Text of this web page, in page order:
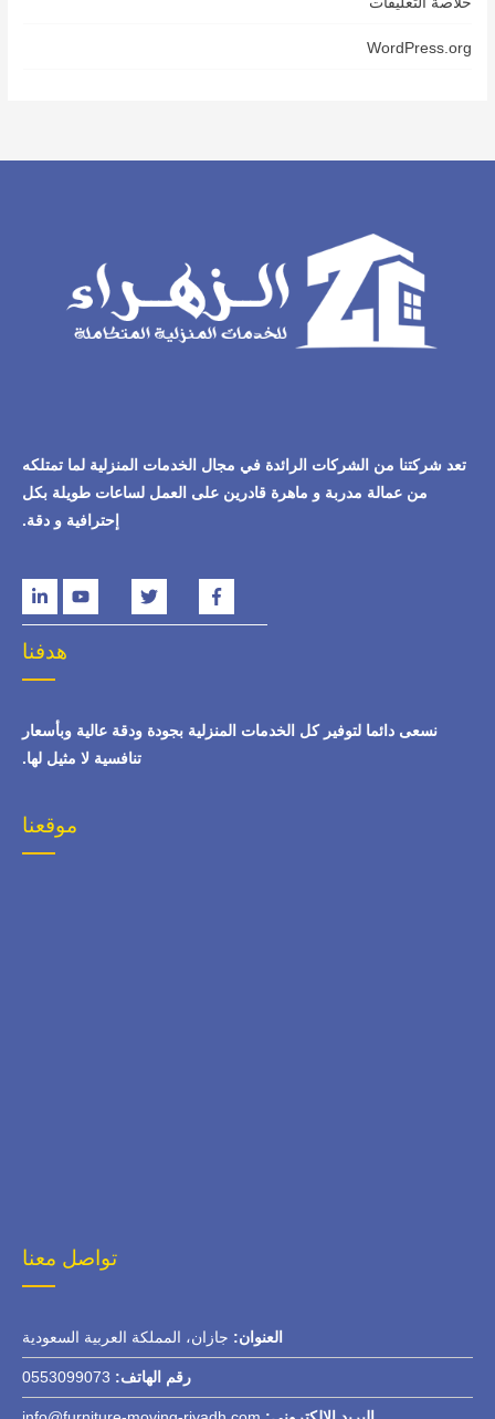
WordPress.org
تعد شركتنا من الشركات الرائدة في مجال الخدمات المنزلية لما تمتلكه
من عمالة مدربة و ماهرة قادرين على العمل لساعات طويلة بكل
إحترافية و دقة.
هدفنا
نسعى دائما لتوفير كل الخدمات المنزلية بجودة ودقة عالية وبأسعار
تنافسية لا مثيل لها.
موقعنا
تواصل معنا
العنوان: جازان، المملكة العربية السعودية
رقم الهاتف: